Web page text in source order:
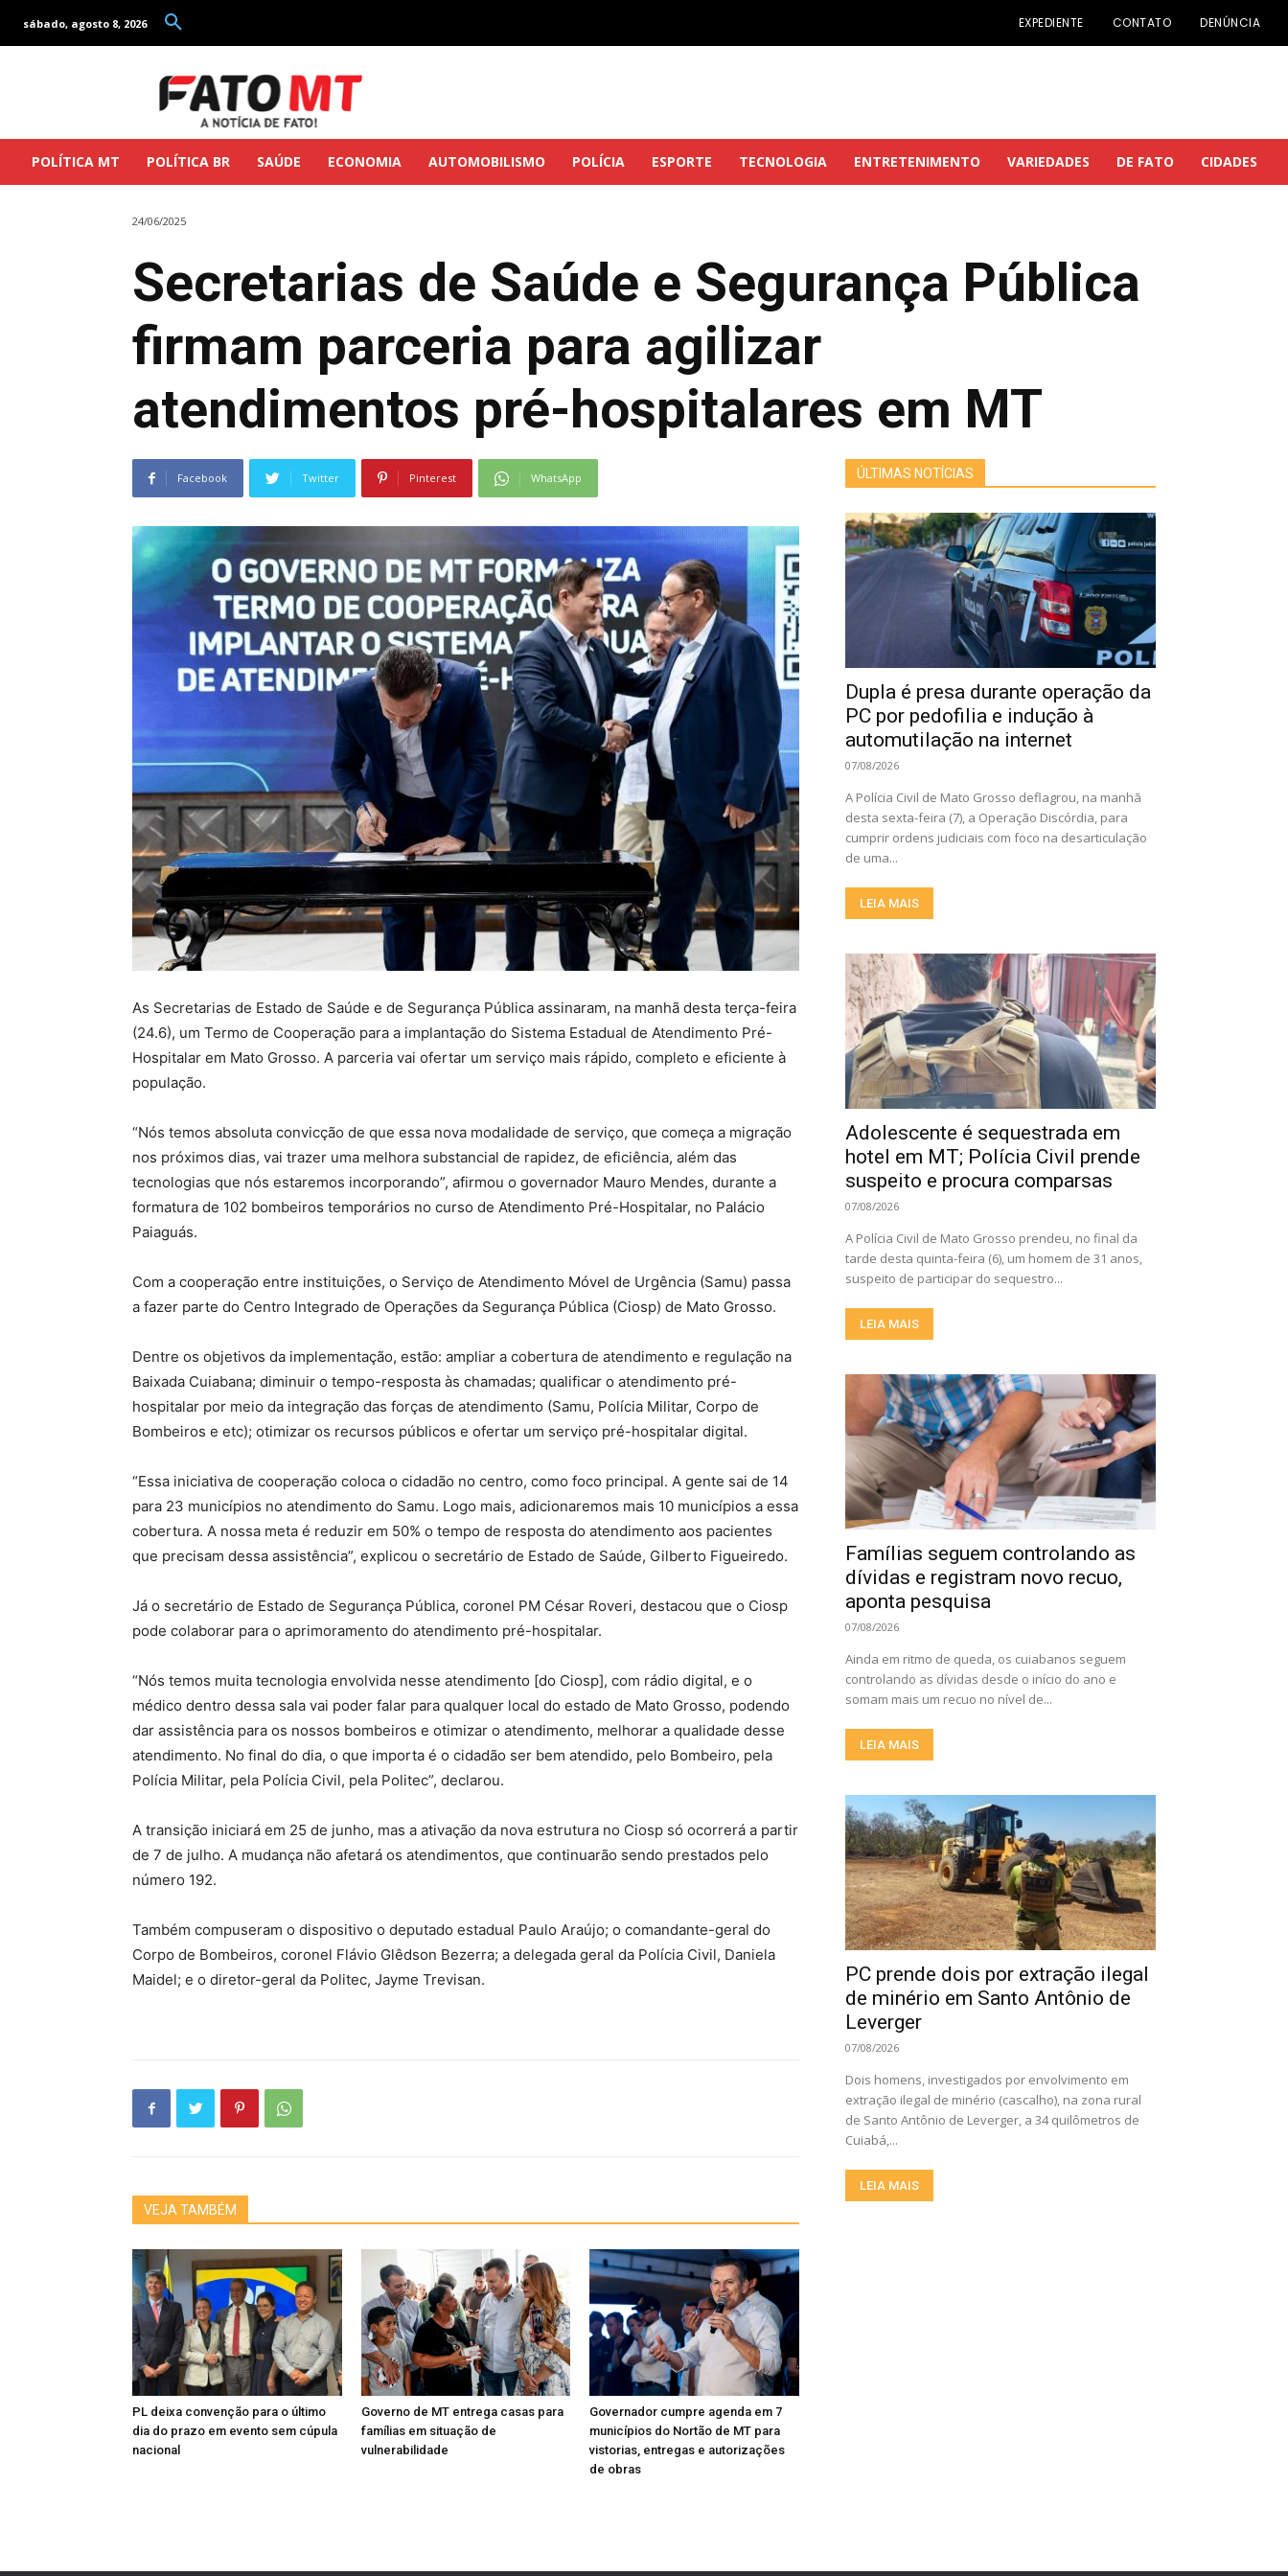
sábado, agosto 8, 2026 EXPEDIENTE CONTATO DENÚNCIA
POLÍTICA MT POLÍTICA BR SAÚDE ECONOMIA AUTOMOBILISMO POLÍCIA ESPORTE TECNOLOGIA ENTRETENIMENTO VARIEDADES DE FATO CIDADES
24/06/2025
Secretarias de Saúde e Segurança Pública
firmam parceria para agilizar
atendimentos pré-hospitalares em MT
Facebook Twitter Pinterest WhatsApp
As Secretarias de Estado de Saúde e de Segurança Pública assinaram, na manhã desta terça-feira
(24.6), um Termo de Cooperação para a implantação do Sistema Estadual de Atendimento Pré-
Hospitalar em Mato Grosso. A parceria vai ofertar um serviço mais rápido, completo e eficiente à
população.
“Nós temos absoluta convicção de que essa nova modalidade de serviço, que começa a migração
nos próximos dias, vai trazer uma melhora substancial de rapidez, de eficiência, além das
tecnologias que nós estaremos incorporando”, afirmou o governador Mauro Mendes, durante a
formatura de 102 bombeiros temporários no curso de Atendimento Pré-Hospitalar, no Palácio
Paiaguás.
Com a cooperação entre instituições, o Serviço de Atendimento Móvel de Urgência (Samu) passa
a fazer parte do Centro Integrado de Operações da Segurança Pública (Ciosp) de Mato Grosso.
Dentre os objetivos da implementação, estão: ampliar a cobertura de atendimento e regulação na
Baixada Cuiabana; diminuir o tempo-resposta às chamadas; qualificar o atendimento pré-
hospitalar por meio da integração das forças de atendimento (Samu, Polícia Militar, Corpo de
Bombeiros e etc); otimizar os recursos públicos e ofertar um serviço pré-hospitalar digital.
“Essa iniciativa de cooperação coloca o cidadão no centro, como foco principal. A gente sai de 14
para 23 municípios no atendimento do Samu. Logo mais, adicionaremos mais 10 municípios a essa
cobertura. A nossa meta é reduzir em 50% o tempo de resposta do atendimento aos pacientes
que precisam dessa assistência”, explicou o secretário de Estado de Saúde, Gilberto Figueiredo.
Já o secretário de Estado de Segurança Pública, coronel PM César Roveri, destacou que o Ciosp
pode colaborar para o aprimoramento do atendimento pré-hospitalar.
“Nós temos muita tecnologia envolvida nesse atendimento [do Ciosp], com rádio digital, e o
médico dentro dessa sala vai poder falar para qualquer local do estado de Mato Grosso, podendo
dar assistência para os nossos bombeiros e otimizar o atendimento, melhorar a qualidade desse
atendimento. No final do dia, o que importa é o cidadão ser bem atendido, pelo Bombeiro, pela
Polícia Militar, pela Polícia Civil, pela Politec”, declarou.
A transição iniciará em 25 de junho, mas a ativação da nova estrutura no Ciosp só ocorrerá a partir
de 7 de julho. A mudança não afetará os atendimentos, que continuarão sendo prestados pelo
número 192.
Também compuseram o dispositivo o deputado estadual Paulo Araújo; o comandante-geral do
Corpo de Bombeiros, coronel Flávio Glêdson Bezerra; a delegada geral da Polícia Civil, Daniela
Maidel; e o diretor-geral da Politec, Jayme Trevisan.
VEJA TAMBÉM
PL deixa convenção para o último
dia do prazo em evento sem cúpula
nacional
Governo de MT entrega casas para
famílias em situação de
vulnerabilidade
Governador cumpre agenda em 7
municípios do Nortão de MT para
vistorias, entregas e autorizações
de obras
ÚLTIMAS NOTÍCIAS
Dupla é presa durante operação da
PC por pedofilia e indução à
automutilação na internet
07/08/2026
A Polícia Civil de Mato Grosso deflagrou, na manhã
desta sexta-feira (7), a Operação Discórdia, para
cumprir ordens judiciais com foco na desarticulação
de uma...
LEIA MAIS
Adolescente é sequestrada em
hotel em MT; Polícia Civil prende
suspeito e procura comparsas
07/08/2026
A Polícia Civil de Mato Grosso prendeu, no final da
tarde desta quinta-feira (6), um homem de 31 anos,
suspeito de participar do sequestro...
LEIA MAIS
Famílias seguem controlando as
dívidas e registram novo recuo,
aponta pesquisa
07/08/2026
Ainda em ritmo de queda, os cuiabanos seguem
controlando as dívidas desde o início do ano e
somam mais um recuo no nível de...
LEIA MAIS
PC prende dois por extração ilegal
de minério em Santo Antônio de
Leverger
07/08/2026
Dois homens, investigados por envolvimento em
extração ilegal de minério (cascalho), na zona rural
de Santo Antônio de Leverger, a 34 quilômetros de
Cuiabá,...
LEIA MAIS